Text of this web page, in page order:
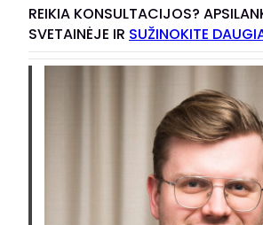
REIKIA KONSULTACIJOS?
SVETAINĖJE IR SUŽINOKITE